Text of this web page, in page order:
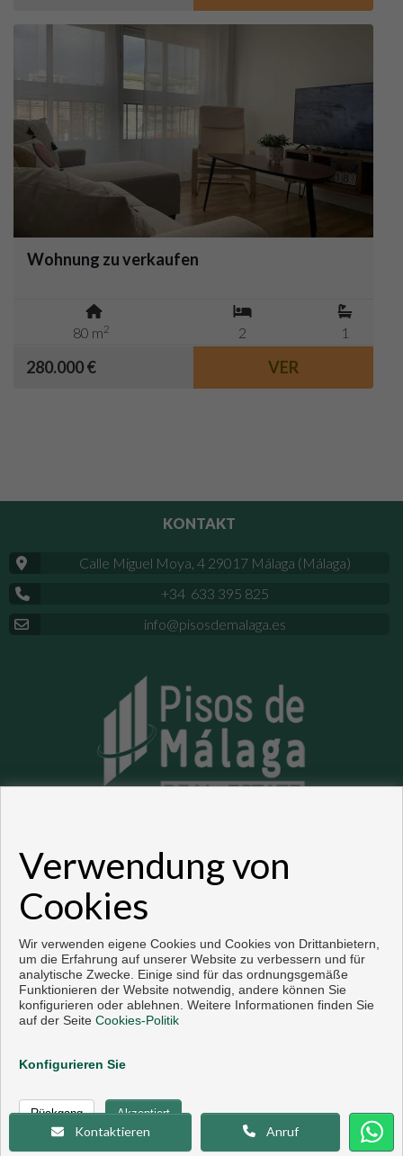
Wohnung zu verkaufen
80 m2 2 1
280.000 € VER
Kontaktieren Anruf
KONTAKT
Calle Miguel Moya, 4 29017 Málaga (Málaga)
+34 633 395 825
info@pisosdemalaga.es
Wohnungen und häuser zum verkauf in Malaga
Copyright © 2026. Alle Rechte vorbehalten.
Cookies policy
Verwendung von
Cookies
Wir verwenden eigene Cookies und Cookies von Drittanbietern,
um die Erfahrung auf unserer Website zu verbessern und für
analytische Zwecke. Einige sind für das ordnungsgemäße
Funktionieren der Website notwendig, andere können Sie
konfigurieren oder ablehnen. Weitere Informationen finden Sie
auf der Seite Cookies-Politik
Konfigurieren Sie